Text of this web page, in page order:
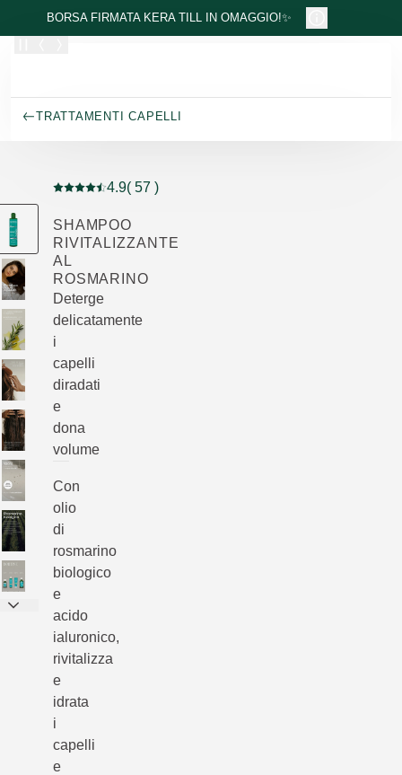
Passa al contenuto principale
BORSA FIRMATA KERA TILL IN OMAGGIO!✨
TRATTAMENTI CAPELLI
Valutazione attuale: 4.9 su 5 stelle recensito da 57
4.9( 57 )
SHAMPOO
RIVITALIZZANTE
AL
ROSMARINO
Deterge
delicatamente
i
capelli
diradati
e
dona
volume
Con
olio
di
rosmarino
biologico
e
acido
ialuronico,
rivitalizza
e
idrata
i
capelli
e